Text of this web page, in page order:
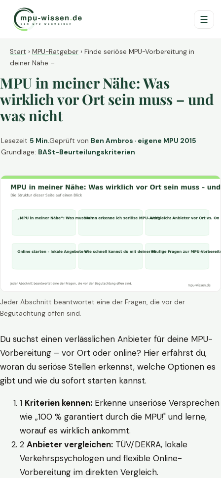
☰
Start › MPU-Ratgeber › Finde seriöse MPU-Vorbereitung in
deiner Nähe –
MPU in meiner Nähe: Was
wirklich vor Ort sein muss – und
was nicht
Lesezeit 5 Min.Geprüft von Ben Ambros · eigene MPU 2015
Grundlage: BASt-Beurteilungskriterien
Jeder Abschnitt beantwortet eine der Fragen, die vor der
Begutachtung offen sind.
Du suchst einen verlässlichen Anbieter für deine MPU-
Vorbereitung – vor Ort oder online? Hier erfährst du,
woran du seriöse Stellen erkennst, welche Optionen es
gibt und wie du sofort starten kannst.
1 Kriterien kennen: Erkenne unseriöse Versprechen
wie „100 % garantiert durch die MPU!" und lerne,
worauf es wirklich ankommt.
2 Anbieter vergleichen: TÜV/DEKRA, lokale
Verkehrspsychologen und flexible Online-
Vorbereitung im direkten Vergleich.